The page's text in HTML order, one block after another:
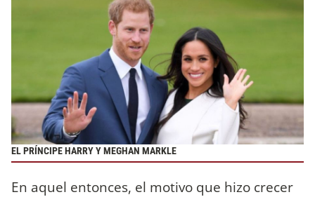
EL PRÍNCIPE HARRY Y MEGHAN MARKLE
En aquel entonces, el motivo que hizo crecer